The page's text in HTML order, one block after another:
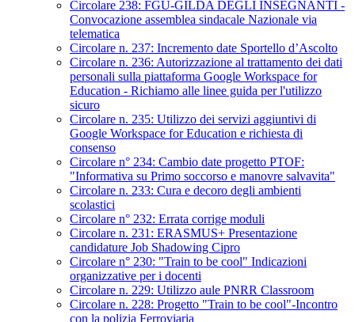
Circolare 238: FGU-GILDA DEGLI INSEGNANTI -
Convocazione assemblea sindacale Nazionale via
telematica
Circolare n. 237: Incremento date Sportello d’Ascolto
Circolare n. 236: Autorizzazione al trattamento dei dati
personali sulla piattaforma Google Workspace for
Education - Richiamo alle linee guida per l'utilizzo
sicuro
Circolare n. 235: Utilizzo dei servizi aggiuntivi di
Google Workspace for Education e richiesta di
consenso
Circolare n° 234: Cambio date progetto PTOF:
"Informativa su Primo soccorso e manovre salvavita"
Circolare n. 233: Cura e decoro degli ambienti
scolastici
Circolare n° 232: Errata corrige moduli
Circolare n. 231: ERASMUS+ Presentazione
candidature Job Shadowing Cipro
Circolare n° 230: "Train to be cool" Indicazioni
organizzative per i docenti
Circolare n. 229: Utilizzo aule PNRR Classroom
Circolare n. 228: Progetto "Train to be cool"-Incontro
con la polizia Ferroviaria